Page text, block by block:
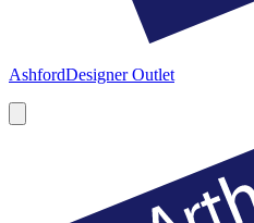
AshfordDesigner Outlet